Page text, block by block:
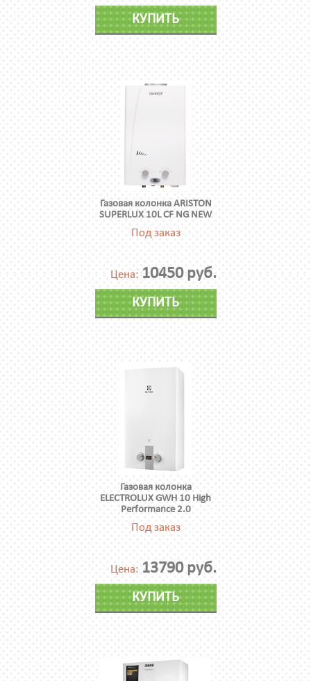
КУПИТЬ
Газовая колонка ARISTON
SUPERLUX 10L CF NG NEW
Под заказ
Цена: 10450 руб.
КУПИТЬ
Газовая колонка
ELECTROLUX GWH 10 High
Performance 2.0
Под заказ
Цена: 13790 руб.
КУПИТЬ